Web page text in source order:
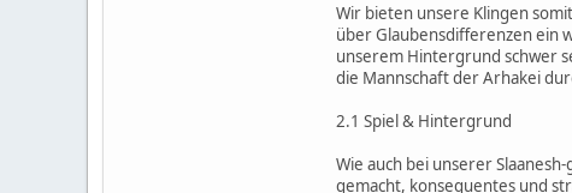
Wir bieten unsere Klingen
über Glaubensdifferenzen ein
unserem Hintergrund schwer
die Mannschaft der Arhakei
2.1 Spiel & Hintergrund
Wie auch bei unserer
gemacht, konsequentes und